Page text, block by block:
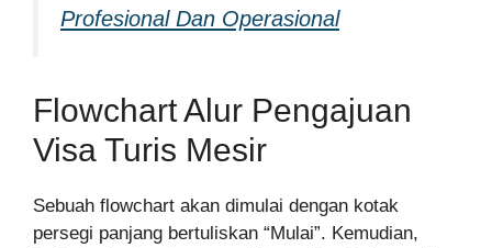
Profesional Dan Operasional
Flowchart Alur Pengajuan
Visa Turis Mesir
Sebuah flowchart akan dimulai dengan kotak
persegi panjang bertuliskan “Mulai”. Kemudian,